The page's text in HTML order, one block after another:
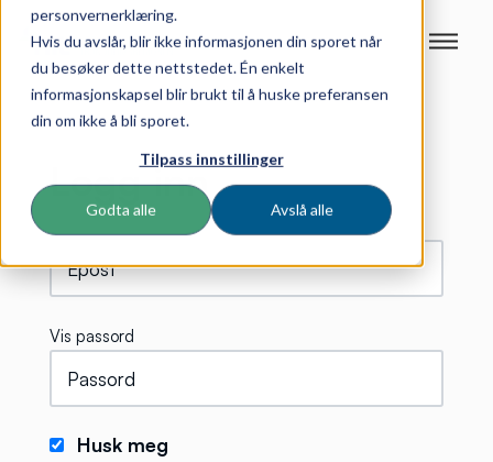
personvernerklæring.
Hvis du avslår, blir ikke informasjonen din sporet når
du besøker dette nettstedet. Én enkelt
informasjonskapsel blir brukt til å huske preferansen
din om ikke å bli sporet.
Tilpass innstillinger
Godta alle Avslå alle
Logg inn
Vis passord
Husk meg